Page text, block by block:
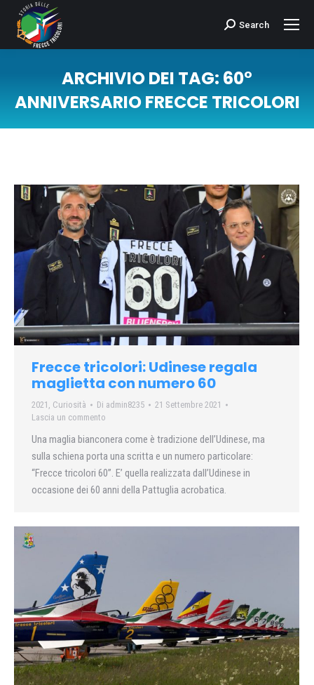
Cerca:Search
ARCHIVIO DEI TAG: 60°
ANNIVERSARIO FRECCE TRICOLORI
Frecce tricolori: Udinese regala
maglietta con numero 60
2021 , Curiosità Di admin8235
21 Settembre 2021
Lascia un commento
Una maglia bianconera come è tradizione dell’Udinese, ma
sulla schiena porta una scritta e un numero particolare:
“Frecce tricolori 60”. E’ quella realizzata dall’Udinese in
occasione dei 60 anni della Pattuglia acrobatica.